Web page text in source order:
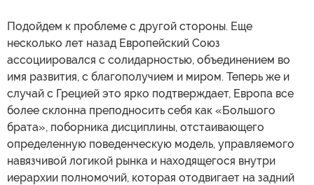
Подойдем к проблеме с другой стороны. Еще
несколько лет назад Европейский Союз
ассоциировался с солидарностью, объединением во
имя развития, с благополучием и миром. Теперь же и
случай с Грецией это ярко подтверждает, Европа все
более склонна преподносить себя как «Большого
брата», поборника дисциплины, отстаивающего
определенную поведенческую модель, управляемого
навязчивой логикой рынка и находящегося внутри
иерархии полномочий, которая отодвигает на задний